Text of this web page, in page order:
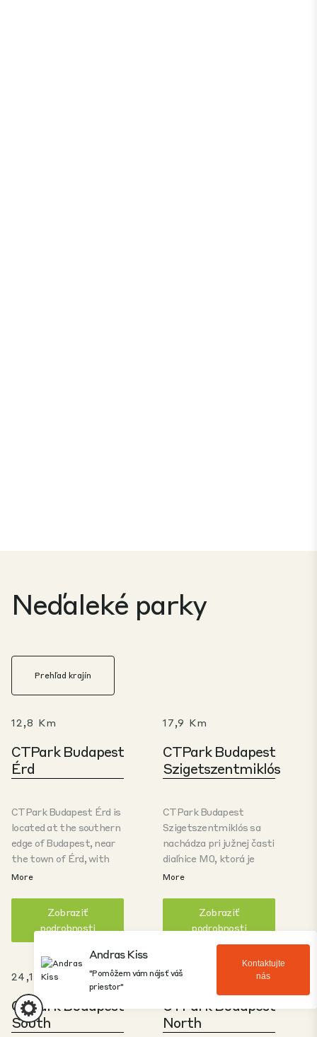
Andras Kiss
"Pomôžem vám nájsť váš
priestor"
Kontaktujte
nás
Neďaleké parky
Prehľad krajín
12,8 Km
CTPark Budapest
Érd
CTPark Budapest Érd is
located at the southern
edge of Budapest, near
the town of Érd, with
direct access to the M6
ring road. Just 25 km
from the city center,
the park offers a prime
location for logistics and
distribution. Developed
on over 70 hectares of
land, the site will
feature nearly 190,000
More
Zobraziť
podrobnosti
17,9 Km
CTPark Budapest
Szigetszentmiklós
CTPark Budapest
Szigetszentmiklós sa
nachádza pri južnej časti
diaľnice M0, ktorá je
obchvatom spájajúcim
smerom na východ, juh a
maďarského hlavného
Budapešti je v dosahu 20
km. Park je
najmodernejšou
More
Zobraziť
podrobnosti
24,1 Km
CTPark Budapest
South
31,5 Km
CTPark Budapest
North